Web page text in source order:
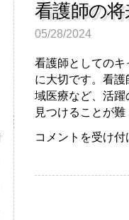
看護師の
05/28/2024
看護師としての
に大切です。看
域医療など、活
見つけることが
看
の
コメントを受け